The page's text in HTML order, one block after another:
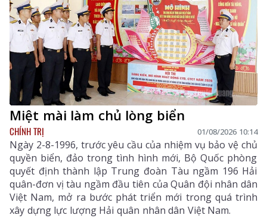
Miệt mài làm chủ lòng biển
CHÍNH TRỊ 01/08/2026 10:14
Ngày 2-8-1996, trước yêu cầu của nhiệm vụ bảo vệ chủ
quyền biển, đảo trong tình hình mới, Bộ Quốc phòng
quyết định thành lập Trung đoàn Tàu ngầm 196 Hải
quân-đơn vị tàu ngầm đầu tiên của Quân đội nhân dân
Việt Nam, mở ra bước phát triển mới trong quá trình
xây dựng lực lượng Hải quân nhân dân Việt Nam.